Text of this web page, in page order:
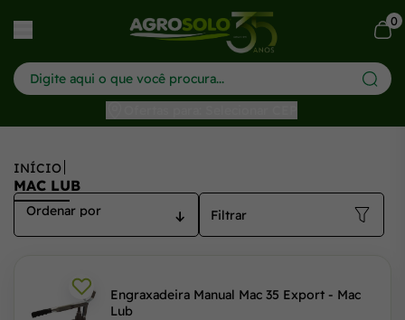
0
INÍCIO
MAC LUB
Filtrar
Engraxadeira Manual Mac 35 Export - Mac
Lub